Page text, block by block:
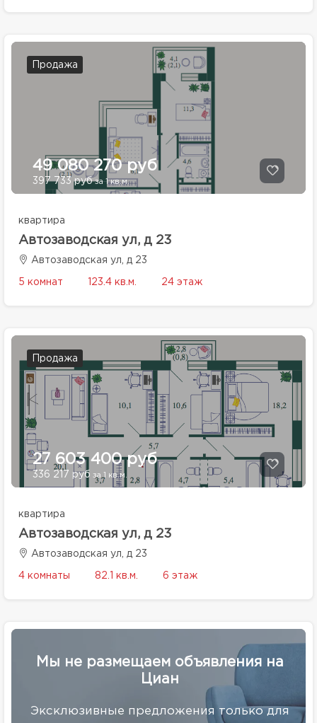
Продажа
49 080 270 руб
397 733 рубза 1 кв.м.
квартира
Автозаводская ул, д 23
Автозаводская ул, д 23
5 комнат 123.4 кв.м. 24 этаж
Продажа
27 603 400 руб
336 217 руб за 1 кв.м.
квартира
Автозаводская ул, д 23
Автозаводская ул, д 23
4 комнаты 82.1 кв.м. 6 этаж
Мы не размещаем объявления на
Циан
Эксклюзивные предложения только для